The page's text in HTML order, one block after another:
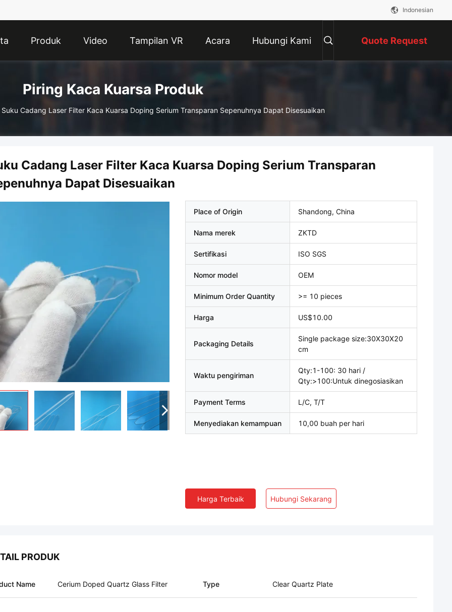
Indonesian
Produk Video Tampilan VR Acara Hubungi Kami Quote Request
Piring Kaca Kuarsa Produk
Suku Cadang Laser Filter Kaca Kuarsa Doping Serium Transparan Sepenuhnya Dapat Disesuaikan
Cadang Laser Filter Kaca Kuarsa Doping Serium Transparan
Dapat Disesuaikan
Place of Origin Shandong, China
Nama merek ZKTD
Sertifikasi ISO SGS
Nomor model OEM
Minimum Order Quantity >= 10 pieces
Harga US$10.00
Packaging Details
Single package size:30X30X20
cm
Waktu pengiriman
Qty:1-100: 30 hari /
Qty:>100:Untuk dinegosiasikan
Payment Terms L/C, T/T
Menyediakan kemampuan 10,00 buah per hari
Harga Terbaik Hubungi Sekarang
PRODUK
Name Cerium Doped Quartz Glass Filter Type Clear Quartz Plate